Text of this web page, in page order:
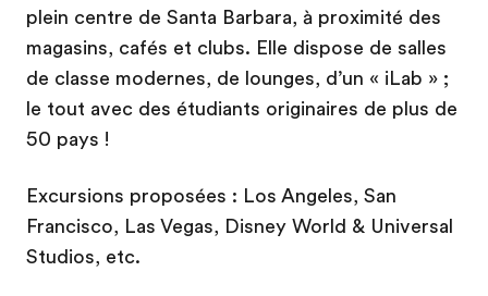
plein centre de Santa Barbara, à proximité des
magasins, cafés et clubs. Elle dispose de salles
de classe modernes, de lounges, d’un « iLab » ;
le tout avec des étudiants originaires de plus de
50 pays !
Excursions proposées : Los Angeles, San
Francisco, Las Vegas, Disney World & Universal
Studios, etc.